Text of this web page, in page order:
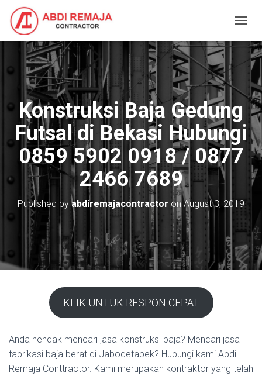
O
N
A
V
G
A
Konstruksi Baja Gedung
Futsal di Bekasi Hubungi
0859 5902 0918 / 0877
2466 7689
Published by abdiremajacontractor on August 3, 2019
KLIK UNTUK RESPON CEPAT
Anda hendak mencari jasa konstruksi baja? Mencari jasa
fabrikasi baja berat di Jabodetabek? Hubungi kami Abdi
Remaja Conttractor. Kami merupakan kontraktor yang telah